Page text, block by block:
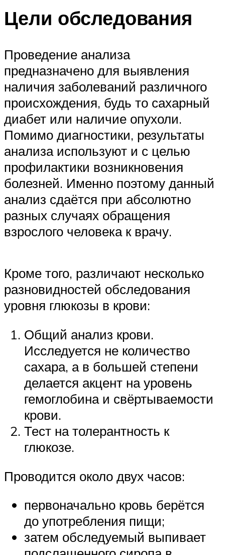
Цели обследования
Проведение анализа
предназначено для выявления
наличия заболеваний различного
происхождения, будь то сахарный
диабет или наличие опухоли.
Помимо диагностики, результаты
анализа используют и с целью
профилактики возникновения
болезней. Именно поэтому данный
анализ сдаётся при абсолютно
разных случаях обращения
взрослого человека к врачу.
Кроме того, различают несколько
разновидностей обследования
уровня глюкозы в крови:
Общий анализ крови.
Исследуется не количество
сахара, а в большей степени
делается акцент на уровень
гемоглобина и свёртываемости
крови.
Тест на толерантность к
глюкозе.
Проводится около двух часов:
первоначально кровь берётся
до употребления пищи;
затем обследуемый выпивает